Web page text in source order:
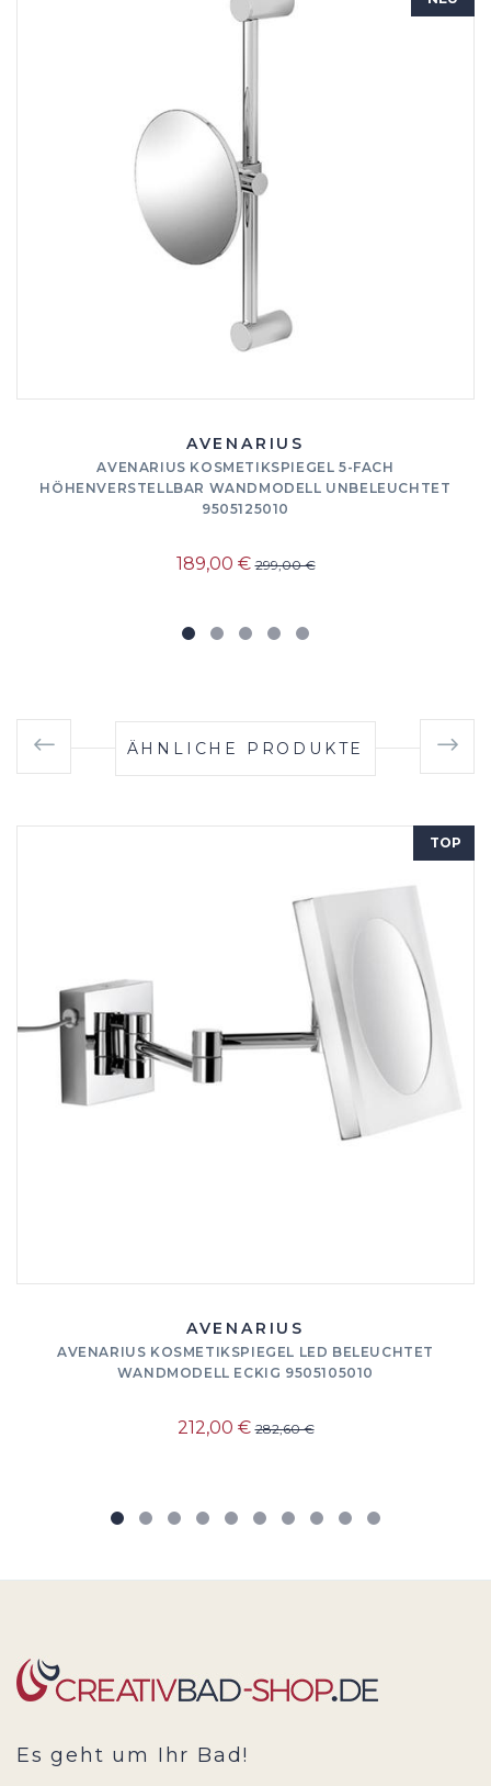
AVENARIUS
AVENARIUS KOSMETIKSPIEGEL 5-FACH
HÖHENVERSTELLBAR WANDMODELL UNBELEUCHTET
9505125010
189,00 €299,00 €
ÄHNLICHE PRODUKTE
TOP
AVENARIUS
AVENARIUS KOSMETIKSPIEGEL LED BELEUCHTET
WANDMODELL ECKIG 9505105010
212,00 €282,60 €
Es geht um Ihr Bad!